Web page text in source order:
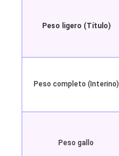
Peso ligero (Título)
Peso completo (Interino)
Peso gallo